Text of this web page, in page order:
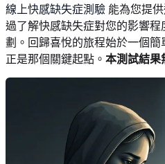
線上快感缺失症測驗 能為您提
過了解快感缺失症對您的影響
劃。回歸喜悅的旅程始於一個
正是那個關鍵起點。 本測試結果